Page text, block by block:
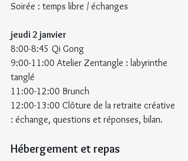
Soirée : temps libre / échanges
jeudi 2 janvier
8:00-8:45 Qi Gong
9:00-11:00 Atelier Zentangle : labyrinthe
tanglé
11:00-12:00 Brunch
12:00-13:00 Clôture de la retraite créative
: échange, questions et réponses, bilan.
Hébergement et repas